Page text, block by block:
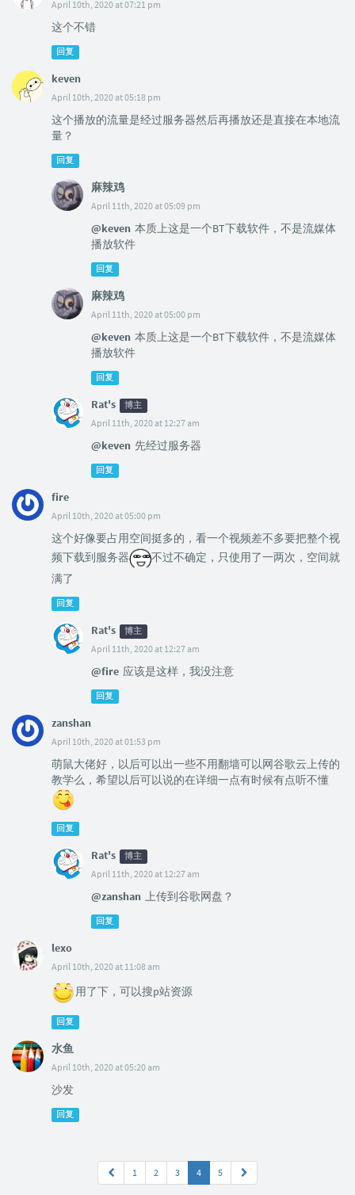
April 10th, 2020 at 07:21 pm
这个不错
回复
keven
April 10th, 2020 at 05:18 pm
这个播放的流量是经过服务器然后再播放还是直接在本地流
量？
回复
麻辣鸡
April 11th, 2020 at 05:09 pm
@keven 本质上这是一个BT下载软件，不是流媒体
播放软件
回复
麻辣鸡
April 11th, 2020 at 05:00 pm
@keven 本质上这是一个BT下载软件，不是流媒体
播放软件
回复
Rat's 博主
April 11th, 2020 at 12:27 am
@keven 先经过服务器
回复
fire
April 10th, 2020 at 05:00 pm
这个好像要占用空间挺多的，看一个视频差不多要把整个视
频下载到服务器
不过不确定，只使用了一两次，空间就
满了
回复
Rat's 博主
April 11th, 2020 at 12:27 am
@fire 应该是这样，我没注意
回复
zanshan
April 10th, 2020 at 01:53 pm
萌鼠大佬好，以后可以出一些不用翻墙可以网谷歌云上传的
教学么，希望以后可以说的在详细一点有时候有点听不懂
回复
Rat's 博主
April 11th, 2020 at 12:27 am
@zanshan 上传到谷歌网盘？
回复
lexo
April 10th, 2020 at 11:08 am
用了下，可以搜p站资源
回复
水鱼
April 10th, 2020 at 05:20 am
沙发
回复
1 2 3 4 5